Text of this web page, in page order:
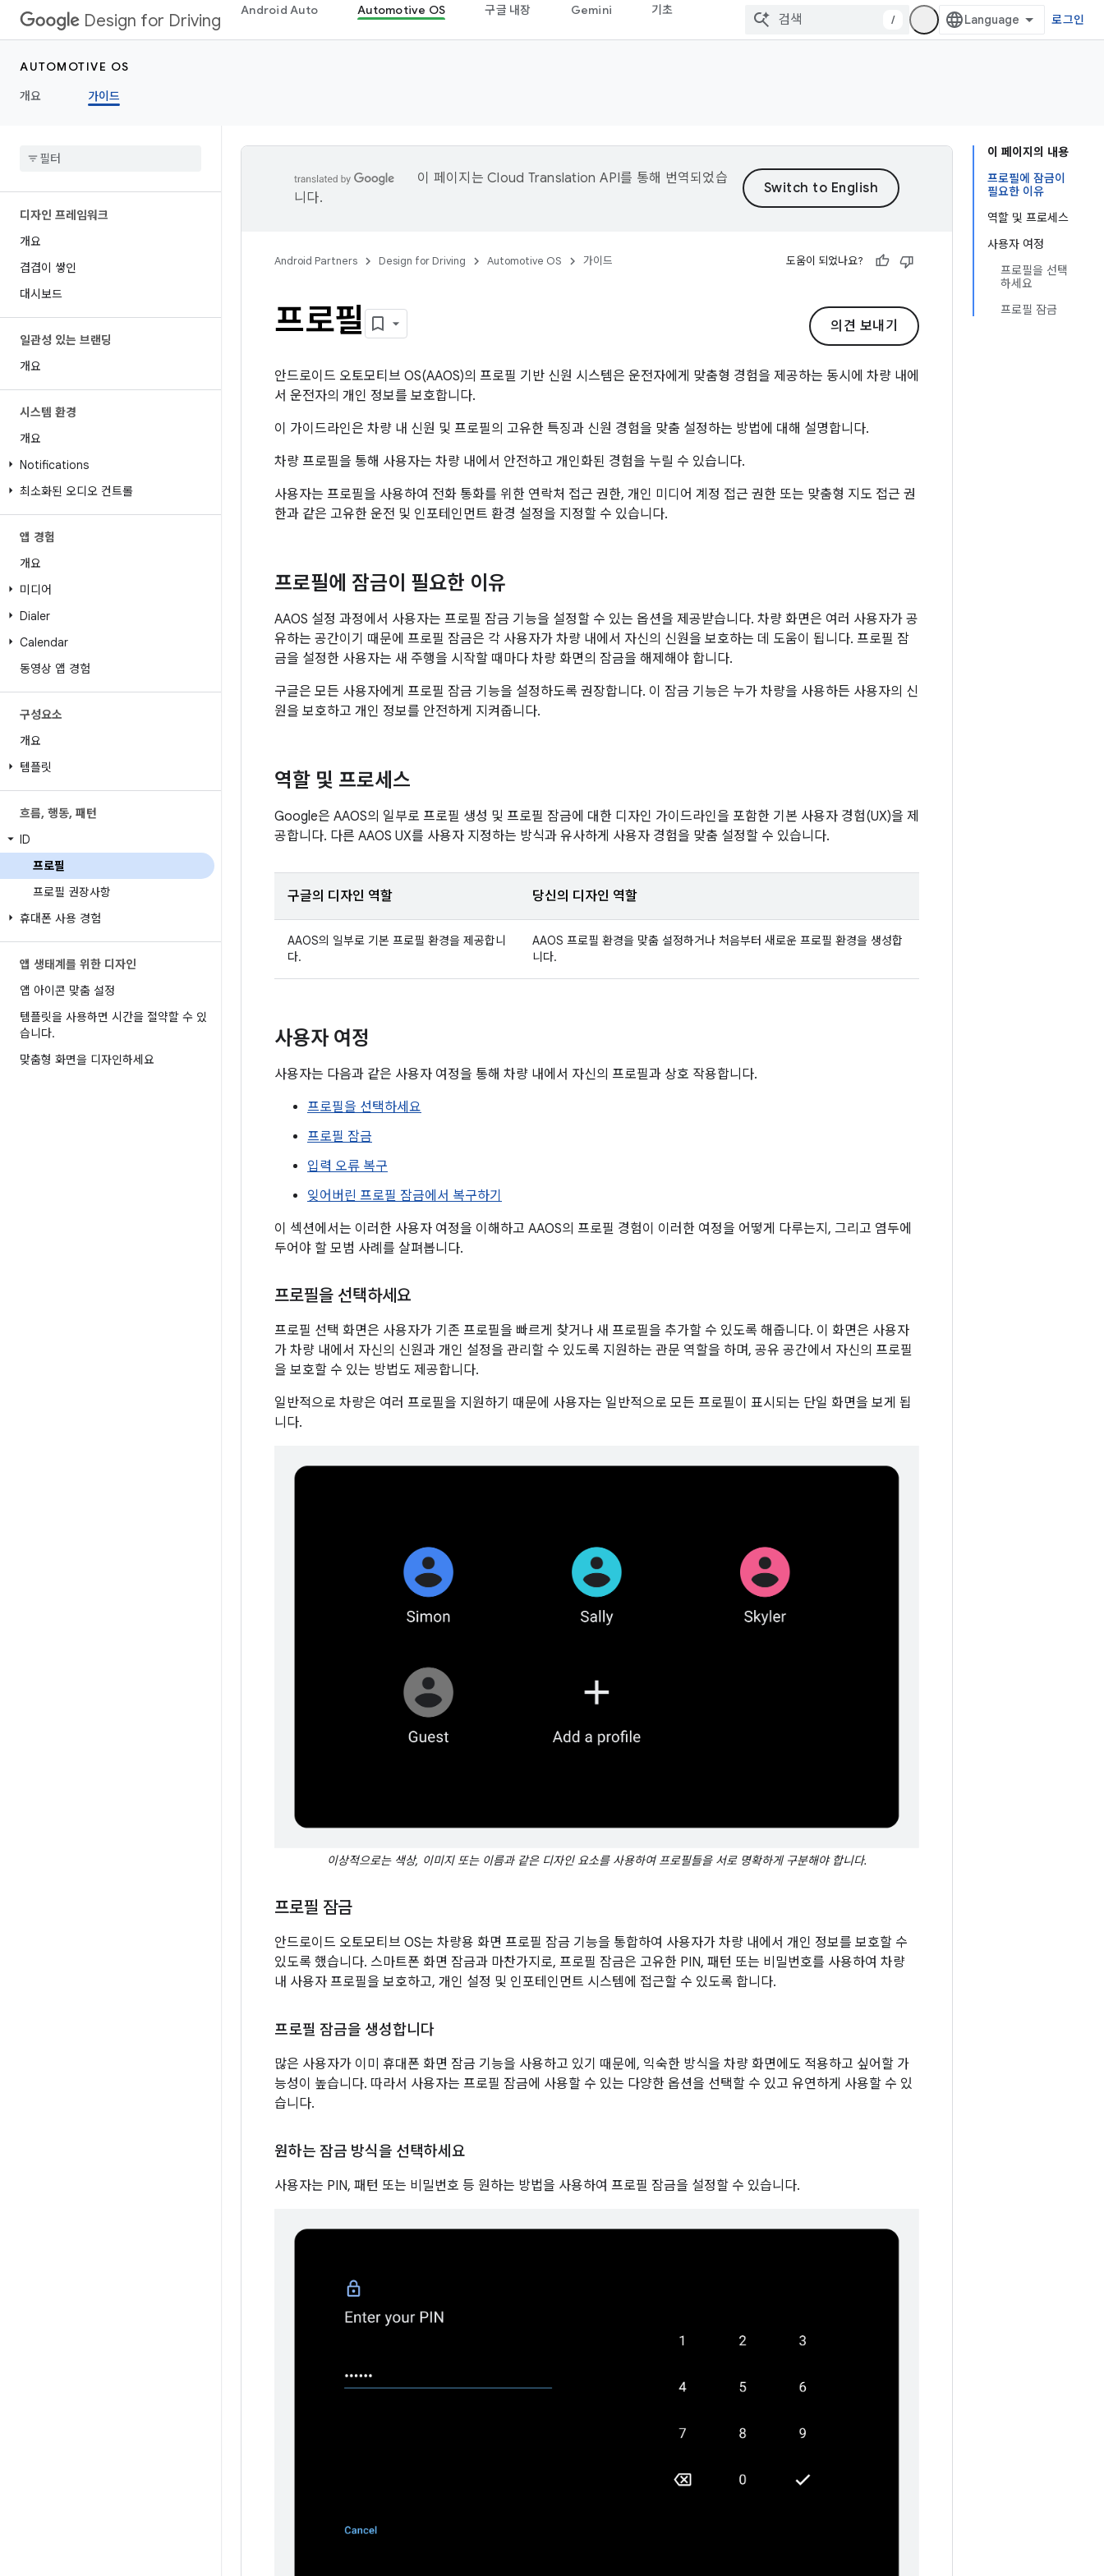
Design for Driving
Android Auto Automotive OS 구글 내장 Gemini 기초
/ 로그인
AUTOMOTIVE OS
개요
가이드
디자인 프레임워크
개요
겹겹이 쌓인
대시보드
일관성 있는 브랜딩
개요
시스템 환경
개요
Notifications
최소화된 오디오 컨트롤
앱 경험
개요
미디어
Dialer
Calendar
동영상 앱 경험
구성요소
개요
템플릿
흐름, 행동, 패턴
ID
프로필
프로필 권장사항
휴대폰 사용 경험
앱 생태계를 위한 디자인
앱 아이콘 맞춤 설정
템플릿을 사용하면 시간을 절약할 수 있
습니다.
맞춤형 화면을 디자인하세요
이 페이지의 내용
프로필에 잠금이
필요한 이유
역할 및 프로세스
사용자 여정
프로필을 선택
하세요
프로필 잠금
이 페이지는 Cloud Translation API를 통해 번역되었습
니다.
Android Partners Design for Driving Automotive OS 가이드 도움이 되었나요?
의견 보내기
프로필
안드로이드 오토모티브 OS(AAOS)의 프로필 기반 신원 시스템은 운전자에게 맞춤형 경험을 제공하는 동시에 차량 내에
서 운전자의 개인 정보를 보호합니다.
이 가이드라인은 차량 내 신원 및 프로필의 고유한 특징과 신원 경험을 맞춤 설정하는 방법에 대해 설명합니다.
차량 프로필을 통해 사용자는 차량 내에서 안전하고 개인화된 경험을 누릴 수 있습니다.
사용자는 프로필을 사용하여 전화 통화를 위한 연락처 접근 권한, 개인 미디어 계정 접근 권한 또는 맞춤형 지도 접근 권
한과 같은 고유한 운전 및 인포테인먼트 환경 설정을 지정할 수 있습니다.
프로필에 잠금이 필요한 이유
AAOS 설정 과정에서 사용자는 프로필 잠금 기능을 설정할 수 있는 옵션을 제공받습니다. 차량 화면은 여러 사용자가 공
유하는 공간이기 때문에 프로필 잠금은 각 사용자가 차량 내에서 자신의 신원을 보호하는 데 도움이 됩니다. 프로필 잠
금을 설정한 사용자는 새 주행을 시작할 때마다 차량 화면의 잠금을 해제해야 합니다.
구글은 모든 사용자에게 프로필 잠금 기능을 설정하도록 권장합니다. 이 잠금 기능은 누가 차량을 사용하든 사용자의 신
원을 보호하고 개인 정보를 안전하게 지켜줍니다.
역할 및 프로세스
Google은 AAOS의 일부로 프로필 생성 및 프로필 잠금에 대한 디자인 가이드라인을 포함한 기본 사용자 경험(UX)을 제
공합니다. 다른 AAOS UX를 사용자 지정하는 방식과 유사하게 사용자 경험을 맞춤 설정할 수 있습니다.
구글의 디자인 역할 당신의 디자인 역할
AAOS의 일부로 기본 프로필 환경을 제공합니
다.
AAOS 프로필 환경을 맞춤 설정하거나 처음부터 새로운 프로필 환경을 생성합
니다.
사용자 여정
사용자는 다음과 같은 사용자 여정을 통해 차량 내에서 자신의 프로필과 상호 작용합니다.
프로필을 선택하세요
프로필 잠금
입력 오류 복구
잊어버린 프로필 잠금에서 복구하기
이 섹션에서는 이러한 사용자 여정을 이해하고 AAOS의 프로필 경험이 이러한 여정을 어떻게 다루는지, 그리고 염두에
두어야 할 모범 사례를 살펴봅니다.
프로필을 선택하세요
프로필 선택 화면은 사용자가 기존 프로필을 빠르게 찾거나 새 프로필을 추가할 수 있도록 해줍니다. 이 화면은 사용자
가 차량 내에서 자신의 신원과 개인 설정을 관리할 수 있도록 지원하는 관문 역할을 하며, 공유 공간에서 자신의 프로필
을 보호할 수 있는 방법도 제공합니다.
일반적으로 차량은 여러 프로필을 지원하기 때문에 사용자는 일반적으로 모든 프로필이 표시되는 단일 화면을 보게 됩
니다.
이상적으로는 색상, 이미지 또는 이름과 같은 디자인 요소를 사용하여 프로필들을 서로 명확하게 구분해야 합니다.
프로필 잠금
안드로이드 오토모티브 OS는 차량용 화면 프로필 잠금 기능을 통합하여 사용자가 차량 내에서 개인 정보를 보호할 수
있도록 했습니다. 스마트폰 화면 잠금과 마찬가지로, 프로필 잠금은 고유한 PIN, 패턴 또는 비밀번호를 사용하여 차량
내 사용자 프로필을 보호하고, 개인 설정 및 인포테인먼트 시스템에 접근할 수 있도록 합니다.
프로필 잠금을 생성합니다
많은 사용자가 이미 휴대폰 화면 잠금 기능을 사용하고 있기 때문에, 익숙한 방식을 차량 화면에도 적용하고 싶어할 가
능성이 높습니다. 따라서 사용자는 프로필 잠금에 사용할 수 있는 다양한 옵션을 선택할 수 있고 유연하게 사용할 수 있
습니다.
원하는 잠금 방식을 선택하세요
사용자는 PIN, 패턴 또는 비밀번호 등 원하는 방법을 사용하여 프로필 잠금을 설정할 수 있습니다.